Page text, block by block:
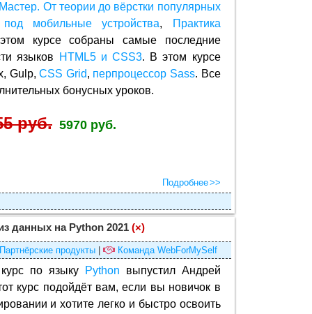
От теории до вёрстки популярных
мобильные устройства,
Практика
курсе собраны самые последние
языков
HTML5 и CSS3. В этом курсе
Gulp,CSS Grid, перпроцессор Sass. Все
бонусных уроков.
руб. 5970 руб.
Подробнее
данных на Python 2021 (×)
продукты| Команда WebForMySelf
по языку Python выпустил Андрей
курс подойдёт вам, если вы новичок в
и хотите легко и быстро освоить